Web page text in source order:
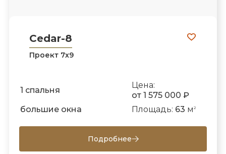
Cedar-8
Проект 7х9
1 спальня
Цена:
от 1 575 000 ₽
большие окна
Площадь: 63 м 2
Подробнее